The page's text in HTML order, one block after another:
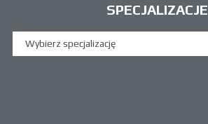
SPECJALIZACJE
Wybierz specjalizację